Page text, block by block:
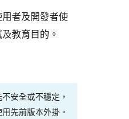
者及開發者使
教育目的。
安全或不穩定，
先前版本外掛。